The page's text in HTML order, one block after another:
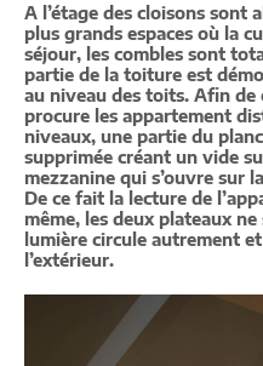
A l’étage des cloisons sont
plus grands espaces où la
séjour, les combles sont
partie de la toiture est
au niveau des toits. Afin de
procure les appartement
niveaux, une partie du
supprimée créant un vide
mezzanine qui s’ouvre sur
De ce fait la lecture de
même, les deux plateaux
lumière circule autrement et
l’extérieur.